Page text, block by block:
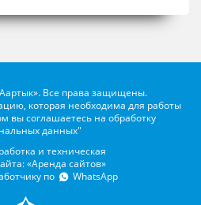
Все права защищены.
которая необходима для работы
вы соглашаетесь на обработку
данных"
и техническая
«Аренда сайтов»
по
WhatsApp